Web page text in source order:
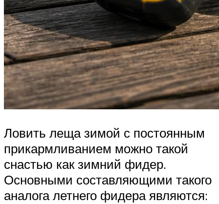
Ловить леща зимой с постоянным
прикармливанием можно такой
снастью как зимний фидер.
Основными составляющими такого
аналога летнего фидера являются: